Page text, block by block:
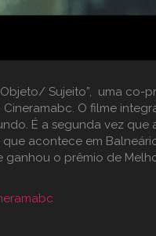
Sujeito”, uma co-
O filme
É a segunda vez que
que acontece em
ganhou o prêmio de